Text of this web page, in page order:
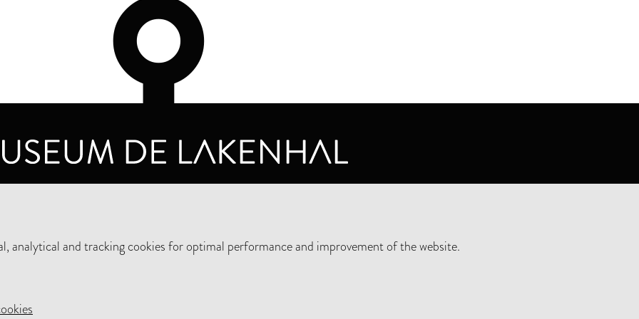
analytical and tracking cookies for optimal performance and improvement of the website.